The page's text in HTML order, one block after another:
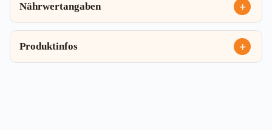
Nährwertangaben
Produktinfos